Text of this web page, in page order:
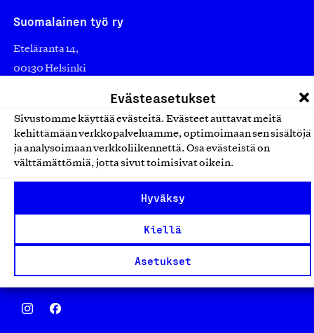
Evästeasetukset
Sivustomme käyttää evästeitä. Evästeet auttavat meitä
kehittämään verkkopalveluamme, optimoimaan sen sisältöjä
ja analysoimaan verkkoliikennettä. Osa evästeistä on
välttämättömiä, jotta sivut toimisivat oikein.
Hyväksy
Kiellä
Asetukset
Suomalainen työ ry
Eteläranta 14,
00130 Helsinki
asiakaspalvelu@suomalainentyo.fi
laskutus@suomalainentyo.fi
Design From Finland